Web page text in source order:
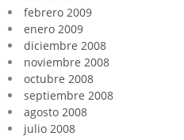
febrero 2009
enero 2009
diciembre 2008
noviembre 2008
octubre 2008
septiembre 2008
agosto 2008
julio 2008